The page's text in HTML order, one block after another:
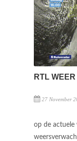
RTL WEER
27 November
op de actuele